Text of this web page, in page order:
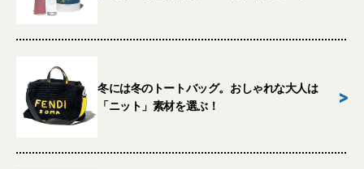
冬には冬のトートバッグ。おしゃれな大人は
「ニット」素材を選ぶ！
>